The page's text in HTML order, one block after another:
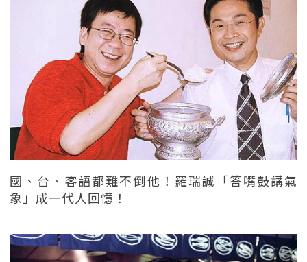
國、台、客語都難不倒他！羅瑞誠「答嘴鼓講氣
象」成一代人回憶！